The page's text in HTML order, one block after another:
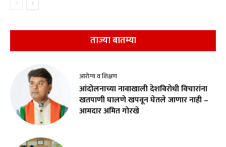
ताज्या बातम्या
आरोग्य व शिक्षण
आंदोलनाच्या नावाखाली देशविरोधी विचारांना
खतपाणी घालणे खपवून घेतले जाणार नाही –
आमदार अमित गोरखे